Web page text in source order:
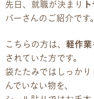
スキルアップ診断
パンフレ
デジタルパンフ
企業様向けパン
先日、就職が決まり
バーさんのご紹介です。
こちらの方は、 軽作業
されていた方です。
袋たたみではしっか
んでいない物を、